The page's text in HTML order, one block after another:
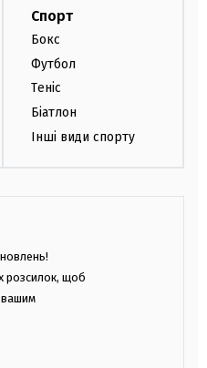
Спорт
Бокс
Футбол
Теніс
Біатлон
Інші види спорту
розсилок, щоб
вашим